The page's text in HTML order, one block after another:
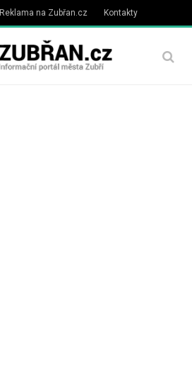
Reklama na Zubřan.cz Kontakty